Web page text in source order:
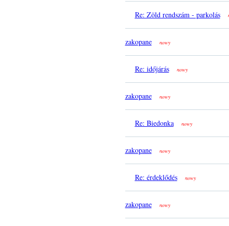
Re: Zöld rendszám - parkolás
zakopane nowy
Re: időjárás nowy
zakopane nowy
Re: Biedonka nowy
zakopane nowy
Re: érdeklődés nowy
zakopane nowy